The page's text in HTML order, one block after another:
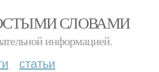
СЛОВАМИ
информацией.
статьи